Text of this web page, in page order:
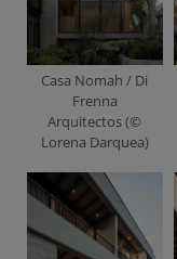
Casa Nomah / Di
Frenna
Arquitectos (©
Lorena Darquea)